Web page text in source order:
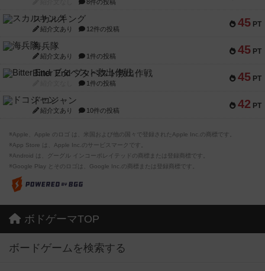
8件の投稿
45 PT
スカルキング
紹介文あり 12件の投稿
45 PT
海兵隊
紹介文あり 1件の投稿
45 PT
Bitter End ブタペスト救出作戦
1件の投稿
42 PT
ドコジャン
紹介文あり 10件の投稿
※Apple、Apple のロゴ は、米国および他の国々で登録されたApple Inc.の商標です。
※App Store は、Apple Inc.のサービスマークです。
※Android は、グーグル インコーポレイテッドの商標または登録商標です。
※Google Play とそのロゴは、Google Inc.の商標または登録商標です。
ボドゲーマTOP
ボードゲームを検索する